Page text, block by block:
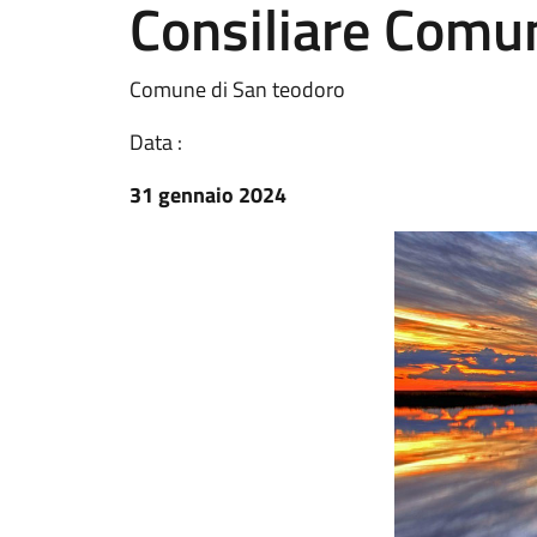
Consiliare
Comune di San teodoro
Data :
31 gennaio 2024